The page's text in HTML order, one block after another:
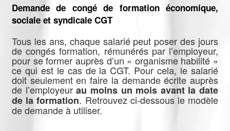
Demande de congé de formation économique,
sociale et syndicale CGT
Tous les ans, chaque salarié peut poser des jours
de congés formation, rémunérés par l’employeur,
pour se former auprès d’un « organisme habilité »
ce qui est le cas de la CGT. Pour cela, le salarié
doit seulement en faire la demande écrite auprès
de l’employeurau moins un mois avant la date
de la formation. Retrouvez ci-dessous le modèle
de demande à utiliser.